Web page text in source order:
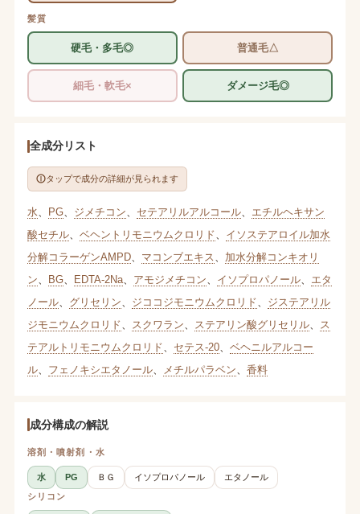
髪質
硬毛・多毛◎ 普通毛△
細毛・軟毛× ダメージ毛◎
全成分リスト
タップで成分の詳細が見られます
水 PG、 ジメチコン セテアリルアルコール、 エチルヘキサン
酸セチル、 ベヘントリモニウムクロリド
イソステアロイル加水
分解コラーゲンAMPD、 マコンブエキス
加水分解コンキオリ
ン
BG、 EDTA-2Na、 アモジメチコン イソプロパノール、 エタ
ノール、 グリセリン ジココジモニウムクロリド
ジステアリル
ジモニウムクロリド
スクワラン ステアリン酸グリセリル、
ス
テアルトリモニウムクロリド
セテス-20、 ベヘニルアルコー
ル、 フェノキシエタノール、 メチルパラベン 香料
成分構成の解説
溶剤・噴射剤・水
水 PG ＢＧ イソプロパノール
エタノール
シリコン